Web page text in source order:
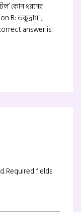
কোন ধরনের
B: ডকুড্রামা ,
answer is:
Required fields